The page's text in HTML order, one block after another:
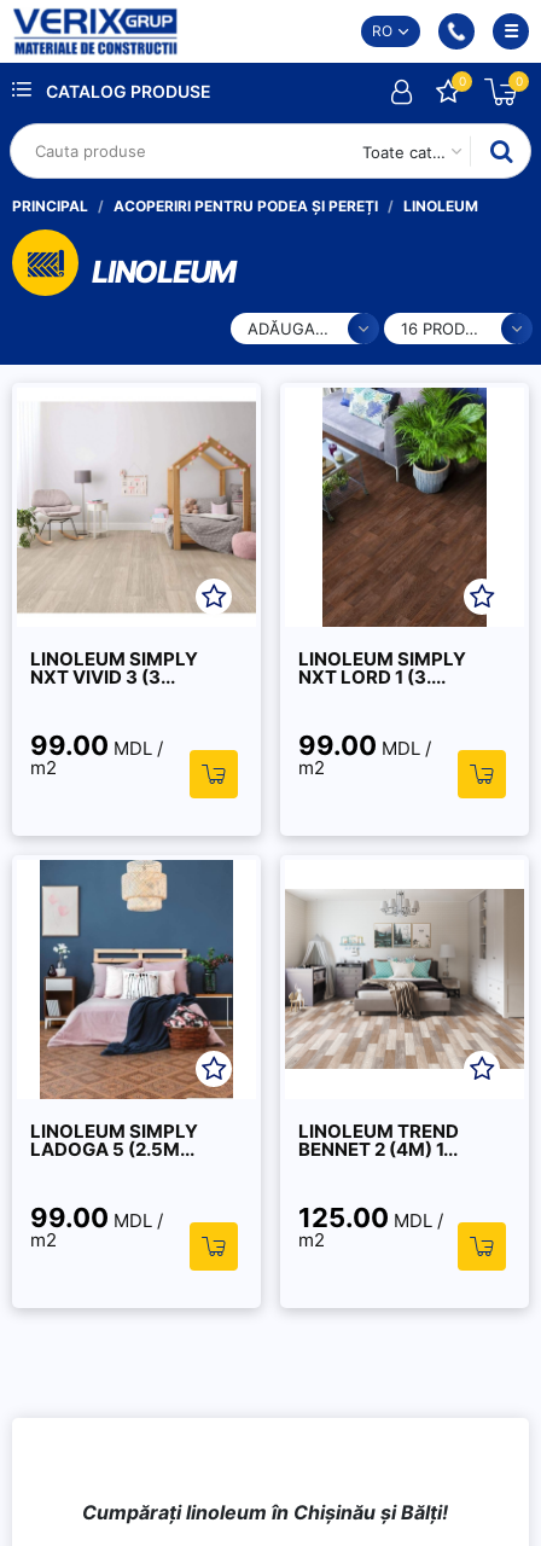
RO
CATALOG PRODUSE
Toate categoriile
0 0
PRINCIPAL ACOPERIRI PENTRU PODEA ȘI PEREȚI LINOLEUM
LINOLEUM
ADĂUGARE 16 PRODUSE
LINOLEUM SIMPLY
NXT VIVID 3 (3...
99.00 MDL /
m2
LINOLEUM SIMPLY
NXT LORD 1 (3....
99.00 MDL /
m2
LINOLEUM SIMPLY
LADOGA 5 (2.5M...
99.00 MDL /
m2
LINOLEUM TREND
BENNET 2 (4M) 1...
125.00 MDL /
m2
Cumpărați linoleum în Chișinău și Bălți!